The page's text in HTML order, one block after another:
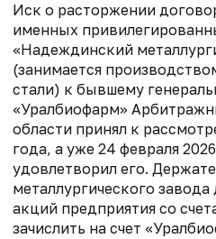
Иск о расторжении
именных
«Надеждинский
(занимается
стали) к бывшему
«Уралбиофарм»
области принял к
года, а уже 24 февраля
удовлетворил его.
металлургического
акций предприятия со
зачислить на счет